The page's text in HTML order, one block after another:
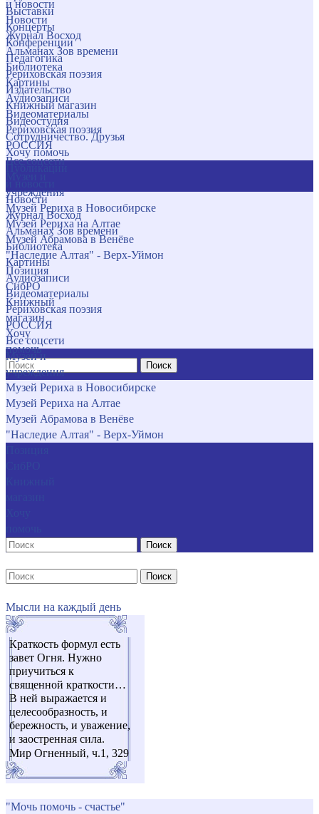
и новости
Новости
Журнал Восход
Альманах Зов времени
Библиотека
Картины
Аудиозаписи
Видеоматериалы
Рериховская поэзия
РОССИЯ
Все соцсети
учреждения
Музей Рериха в Новосибирске
Музей Рериха на Алтае
Музей Абрамова в Венёве
"Наследие Алтая" - Верх-Уймон
Позиция
СибРО
Книжный
магазин
Хочу
помочь
Поиск
Выставки
Концерты
Конференции
Педагогика
Рериховская поэзия
Издательство
Книжный магазин
Видеостудия
Сотрудничество. Друзья
Хочу помочь
Новости
Журнал Восход
Альманах Зов времени
Библиотека
Картины
Аудиозаписи
Видеоматериалы
Рериховская поэзия
РОССИЯ
Все соцсети
Музеи и
учреждения
Музей Рериха в Новосибирске
Музей Рериха на Алтае
Музей Абрамова в Венёве
"Наследие Алтая" - Верх-Уймон
Поиск
Поиск
Мысли на каждый день
Краткость формул есть
завет Огня. Нужно
приучиться к
священной краткости…
В ней выражается и
целесообразность, и
бережность, и уважение,
и заостренная сила.
Мир Огненный, ч.1, 329
"Мочь помочь - счастье"